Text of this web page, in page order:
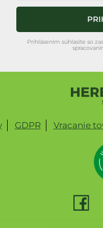
Prihlásením súhlasíte so
GDPR Vracanie